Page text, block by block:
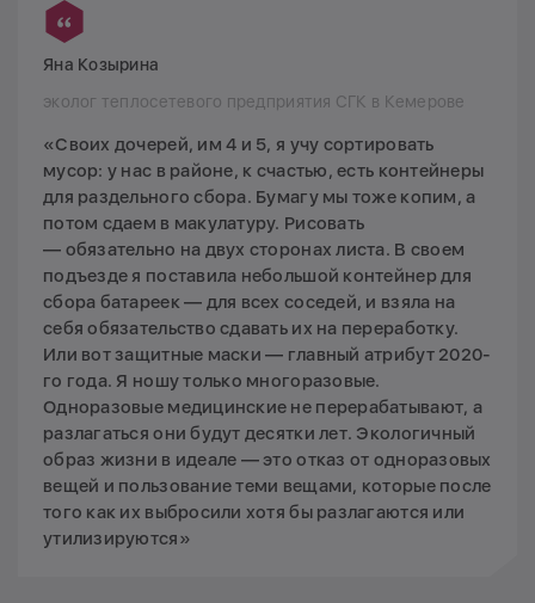
Яна Козырина
эколог теплосетевого предприятия СГК в Кемерове
«Своих дочерей, им 4 и 5, я учу сортировать
мусор: у нас в районе, к счастью, есть контейнеры
для раздельного сбора. Бумагу мы тоже копим, а
потом сдаем в макулатуру. Рисовать
— обязательно на двух сторонах листа. В своем
подъезде я поставила небольшой контейнер для
сбора батареек — для всех соседей, и взяла на
себя обязательство сдавать их на переработку.
Или вот защитные маски — главный атрибут 2020-
го года. Я ношу только многоразовые.
Одноразовые медицинские не перерабатывают, а
разлагаться они будут десятки лет. Экологичный
образ жизни в идеале — это отказ от одноразовых
вещей и пользование теми вещами, которые после
того как их выбросили хотя бы разлагаются или
утилизируются»